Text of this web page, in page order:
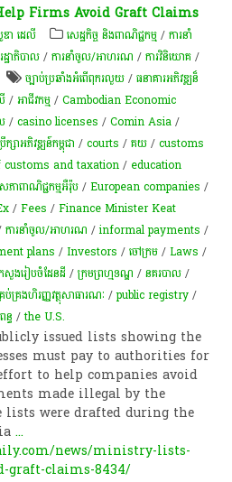
Firms Avoid Graft Claims
ឌា ដេលី សេដ្ឋកិច្ច និងពាណិជ្ជកម្ម /ការនាំ
ដ្ឋាភិបាល /ការនាំចូល/អាហរណ /ការវិនិយោគ /
ច្បាប់​ប្រឆាំង​អំពើ​ពុករលួយ​ /ធនាគារអភិវឌ្ឍន៏
/អាជីវកម្ម /Cambodian Economic
/casino licenses /Comin Asia /
ក្សាអភិវឌ្ឍន៍កម្ពុជា /courts /គយ /customs
and taxation / education
សភា​ពាណិជ្ជកម្ម​អឺរ៉ុប /European companies /
/Fees /Finance Minister Keat
ការនាំចូល/អាហរណ /informal payments /
plans /Investors /ចៅក្រម /Laws /
សួង​រៀបចំ​ដែន​ដី /ក្រមព្រហ្មទណ្ឌ /នគរបាល /
រប់គ្រង​ហិរញ្ញវត្ថុ​សាធារណៈ /public registry /
ធ /the U.S.
issued lists showing the
must pay to authorities for
to help companies avoid
made illegal by the
were drafted during the
...
news/ministry-lists-
graft-claims-8434/